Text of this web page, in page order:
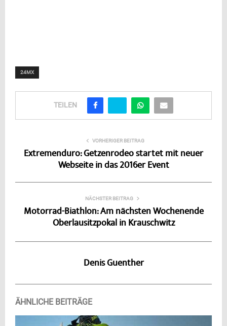
24MX
TEILEN
VORHERIGER BEITRAG
Extremenduro: Getzenrodeo startet mit neuer
Webseite in das 2016er Event
NÄCHSTER BEITRAG
Motorrad-Biathlon: Am nächsten Wochenende
Oberlausitzpokal in Krauschwitz
Denis Guenther
ÄHNLICHE BEITRÄGE